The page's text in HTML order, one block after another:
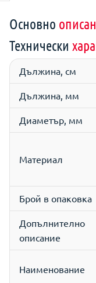
Основно
Технически
Дължина, см
Дължина, мм
Диаметър, мм
Материал
Брой в опаковка
Допълнително
описание
Наименование